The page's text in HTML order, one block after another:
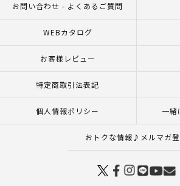
お問い合わせ - よくあるご質問
WEBカタログ
お客様レビュー
特定商取引法表記
個人情報ポリシー 一
おトクな情報♪メルマガ